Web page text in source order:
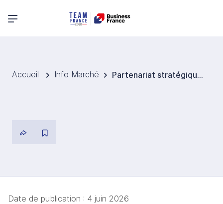
Menu principal
Accueil Info Marché Partenariat stratégique entre Robot Coupe et École Ducasse Inde pour former les chefs de demain
Date de publication : 4 juin 2026